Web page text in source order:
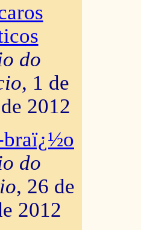
do
, 1 de
2012
braï¿½o
do
, 26 de
2012